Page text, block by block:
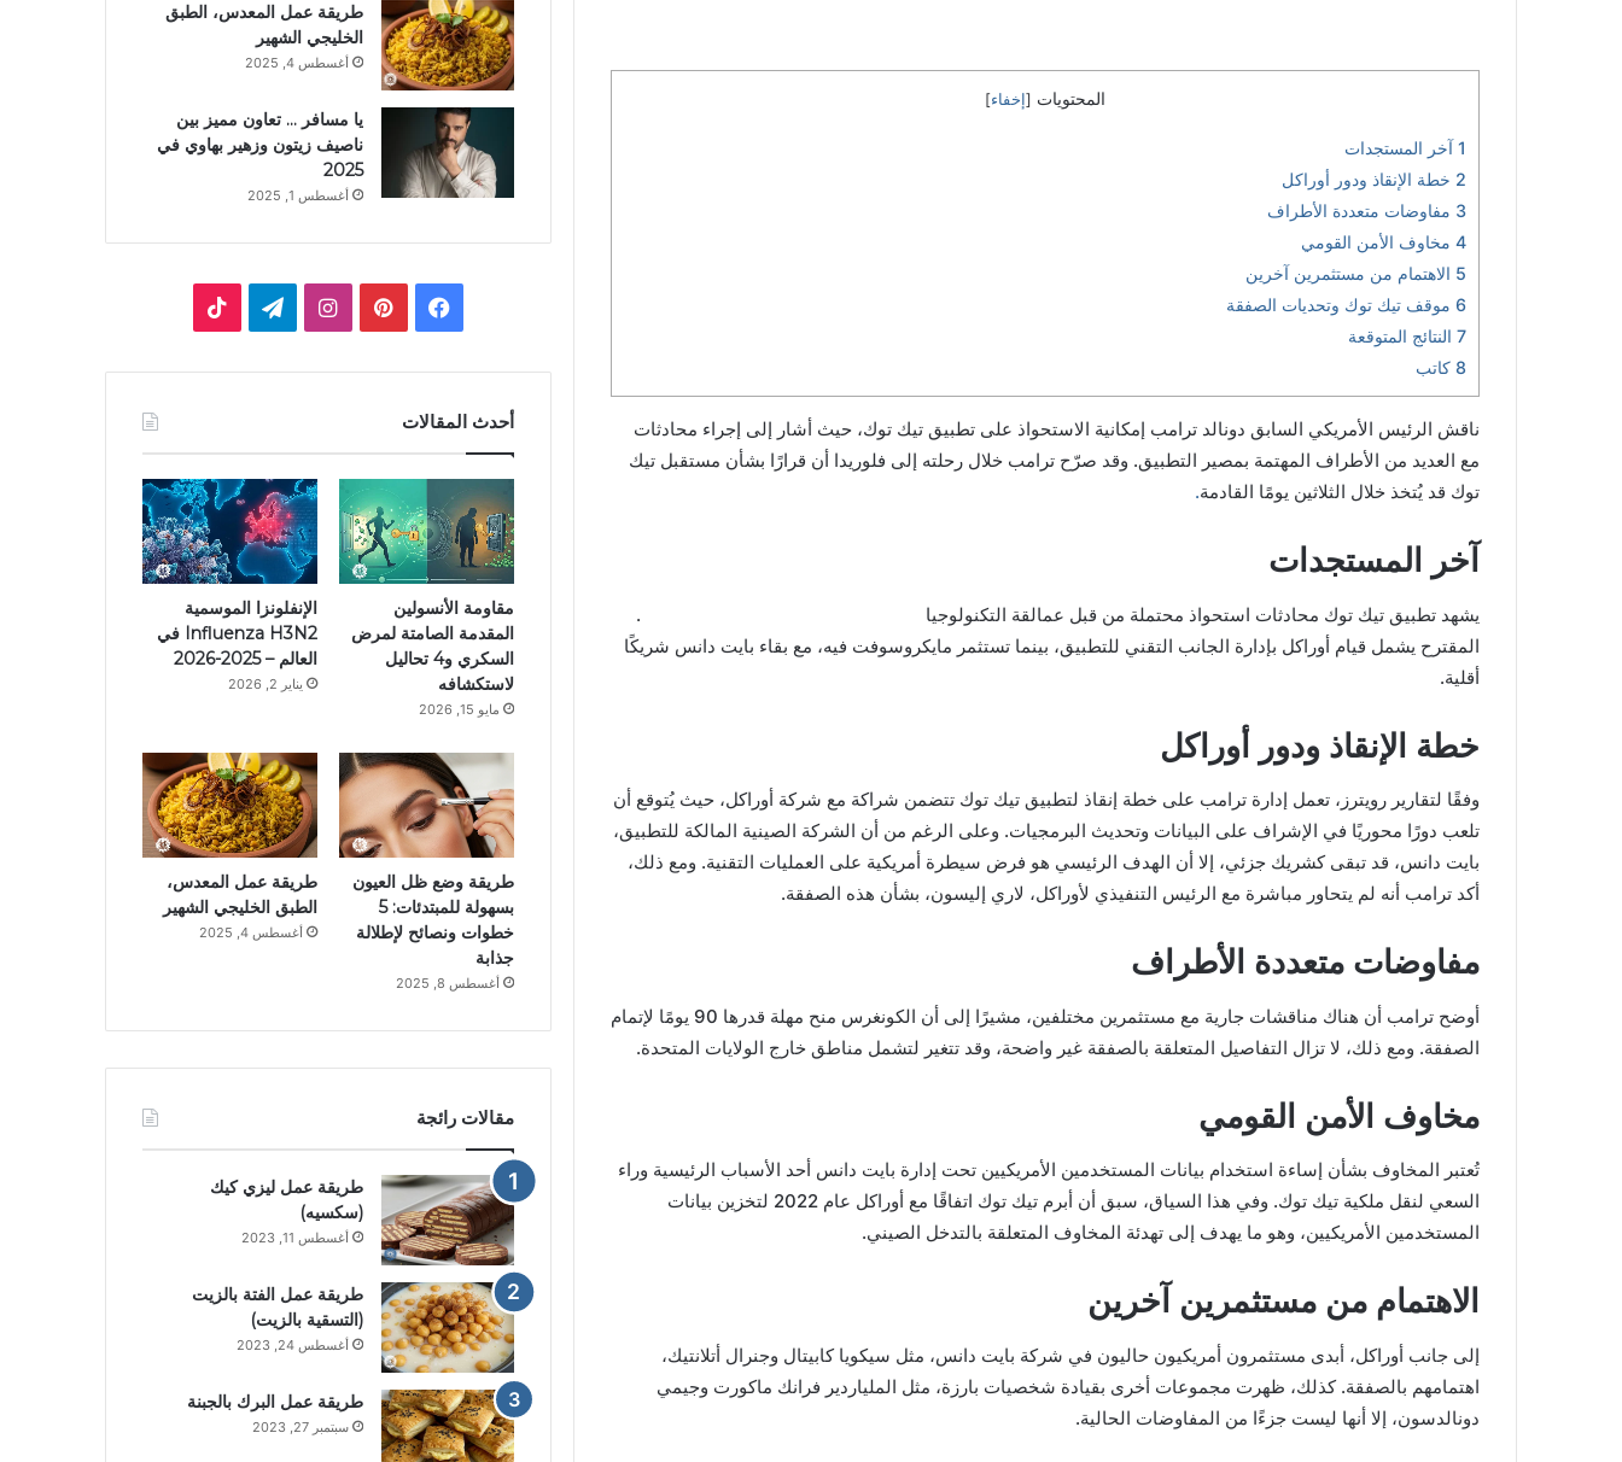
المحتويات [ إخفاء]
1 آخر المستجدات
2 خطة الإنقاذ ودور أوراكل
3 مفاوضات متعددة الأطراف
4 مخاوف الأمن القومي
5 الاهتمام من مستثمرين آخرين
6 موقف تيك توك وتحديات الصفقة
7 النتائج المتوقعة
8 كاتب
ناقش الرئيس الأمريكي السابق دونالد ترامب إمكانية الاستحواذ على تطبيق تيك توك، حيث أشار إلى إجراء محادثات
مع العديد من الأطراف المهتمة بمصير التطبيق. وقد صرّح ترامب خلال رحلته إلى فلوريدا أن قرارًا بشأن مستقبل تيك
توك قد يُتخذ خلال الثلاثين يومًا القادمة.
آخر المستجدات
يشهد تطبيق تيك توك محادثات استحواذ محتملة من قبل عمالقة التكنولوجيا
.
المقترح يشمل قيام أوراكل بإدارة الجانب التقني للتطبيق، بينما تستثمر مايكروسوفت فيه، مع بقاء بايت دانس شريكًا
أقلية.
خطة الإنقاذ ودور أوراكل
وفقًا لتقارير رويترز، تعمل إدارة ترامب على خطة إنقاذ لتطبيق تيك توك تتضمن شراكة مع شركة أوراكل، حيث يُتوقع أن
تلعب دورًا محوريًا في الإشراف على البيانات وتحديث البرمجيات. وعلى الرغم من أن الشركة الصينية المالكة للتطبيق،
بايت دانس، قد تبقى كشريك جزئي، إلا أن الهدف الرئيسي هو فرض سيطرة أمريكية على العمليات التقنية. ومع ذلك،
أكد ترامب أنه لم يتحاور مباشرة مع الرئيس التنفيذي لأوراكل، لاري إليسون، بشأن هذه الصفقة.
مفاوضات متعددة الأطراف
أوضح ترامب أن هناك مناقشات جارية مع مستثمرين مختلفين، مشيرًا إلى أن الكونغرس منح مهلة قدرها 90 يومًا لإتمام
الصفقة. ومع ذلك، لا تزال التفاصيل المتعلقة بالصفقة غير واضحة، وقد تتغير لتشمل مناطق خارج الولايات المتحدة.
مخاوف الأمن القومي
تُعتبر المخاوف بشأن إساءة استخدام بيانات المستخدمين الأمريكيين تحت إدارة بايت دانس أحد الأسباب الرئيسية وراء
السعي لنقل ملكية تيك توك. وفي هذا السياق، سبق أن أبرم تيك توك اتفاقًا مع أوراكل عام 2022 لتخزين بيانات
المستخدمين الأمريكيين، وهو ما يهدف إلى تهدئة المخاوف المتعلقة بالتدخل الصيني.
الاهتمام من مستثمرين آخرين
إلى جانب أوراكل، أبدى مستثمرون أمريكيون حاليون في شركة بايت دانس، مثل سيكويا كابيتال وجنرال أتلانتيك،
اهتمامهم بالصفقة. كذلك، ظهرت مجموعات أخرى بقيادة شخصيات بارزة، مثل الملياردير فرانك ماكورت وجيمي
دونالدسون، إلا أنها ليست جزءًا من المفاوضات الحالية.
طريقة عمل المعدس، الطبق
الخليجي الشهير
أغسطس 4, 2025
يا مسافر … تعاون مميز بين
ناصيف زيتون وزهير بهاوي في
2025
أغسطس 1, 2025
فيسبوكبينتيريستانستقرامتيلقرام
أحدث المقالات
مقاومة الأنسولين
المقدمة الصامتة لمرض
السكري و4 تحاليل
لاستكشافه
مايو 15, 2026
الإنفلونزا الموسمية
Influenza H3N2 في
العالم – 2025-2026
يناير 2, 2026
طريقة وضع ظل العيون
بسهولة للمبتدئات: 5
خطوات ونصائح لإطلالة
جذابة
أغسطس 8, 2025
طريقة عمل المعدس،
الطبق الخليجي الشهير
أغسطس 4, 2025
مقالات رائجة
طريقة عمل ليزي كيك
(سكسيه)
أغسطس 11, 2023
طريقة عمل الفتة بالزيت
(التسقية بالزيت)
أغسطس 24, 2023
طريقة عمل البرك بالجبنة
سبتمبر 27, 2023